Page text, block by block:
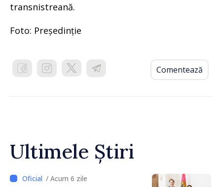
transnistreană.
Foto: Președinție
Comentează
Ultimele Știri
/ Acum 6 zile